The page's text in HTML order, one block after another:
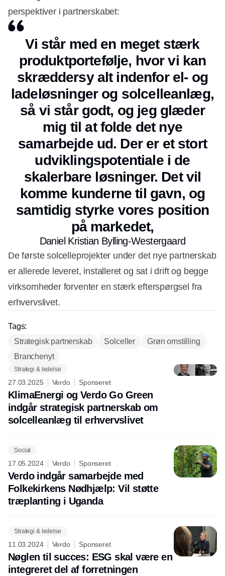
perspektiver i partnerskabet:
Vi står med en meget stærk
produktportefølje, hvor vi kan
skræddersy alt indenfor el- og
ladeløsninger og solcelleanlæg,
så vi står godt, og jeg glæder
mig til at folde det nye
samarbejde ud. Der er et stort
udviklingspotentiale i de
skalerbare løsninger. Det vil
komme kunderne til gavn, og
samtidig styrke vores position
på markedet,
Daniel Kristian Bylling-Westergaard
De første solcelleprojekter under det nye partnerskab
er allerede leveret, installeret og sat i drift og begge
virksomheder forventer en stærk efterspørgsel fra
erhvervslivet.
Tags:
Strategisk partnerskab
Solceller
Grøn omstilling
Branchenyt
Strategi & ledelse
27.03.2025 Verdo Sponseret
KlimaEnergi og Verdo Go Green
indgår strategisk partnerskab om
solcelleanlæg til erhvervslivet
Social
17.05.2024 Verdo Sponseret
Verdo indgår samarbejde med
Folkekirkens Nødhjælp: Vil støtte
træplanting i Uganda
Strategi & ledelse
11.03.2024 Verdo Sponseret
Nøglen til succes: ESG skal være en
integreret del af forretningen